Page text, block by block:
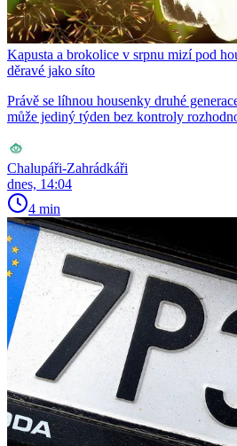
Kapusta a brokolice v srpnu mizí pod
děravé jako síto
Právě se líhnou housenky druhé
může jediný týden bez kontroly
Chalupáři-Zahrádkáři
dnes, 14:04
4 min